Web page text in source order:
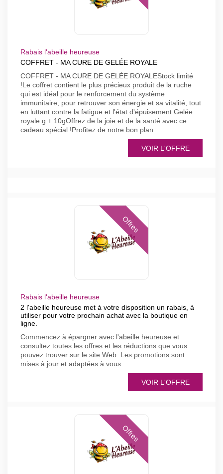
Rabais l'abeille heureuse
COFFRET - MA CURE DE GELÉE ROYALE
COFFRET - MA CURE DE GELÉE ROYALEStock limité
!Le coffret contient le plus précieux produit de la ruche
qui est idéal pour le renforcement du système
immunitaire, pour retrouver son énergie et sa vitalité, tout
en luttant contre la fatigue et l'état d'épuisement.Gelée
royale g + 10gOffrez de la joie et de la santé avec ce
cadeau spécial !Profitez de notre bon plan
VOIR L'OFFRE
Offres
Rabais l'abeille heureuse
2 l'abeille heureuse met à votre disposition un rabais, à
utiliser pour votre prochain achat avec la boutique en
ligne.
Commencez à épargner avec l'abeille heureuse et
consultez toutes les offres et les réductions que vous
pouvez trouver sur le site Web. Les promotions sont
mises à jour et adaptées à vous
VOIR L'OFFRE
Offres